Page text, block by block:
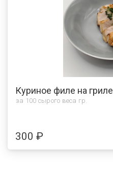
Куриное филе на гриле
за 100 сырого веса гр.
300 ₽